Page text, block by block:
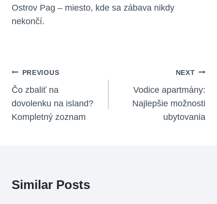
Ostrov Pag – miesto, kde sa zábava nikdy
nekončí.
Navigácia
V
Článku
PREVIOUS
Čo zbaliť na
dovolenku na island?
Kompletný zoznam
NEXT
Vodice apartmány:
Najlepšie možnosti
ubytovania
Similar Posts